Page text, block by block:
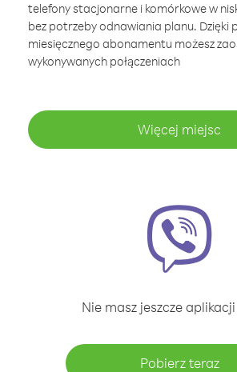
telefony stacjonarne i komórkowe w
bez potrzeby odnawiania planu. Dzięki
miesięcznego abonamentu możesz
wykonywanych połączeniach
Więcej miejsc
Nie masz jeszcze
Pobierz teraz